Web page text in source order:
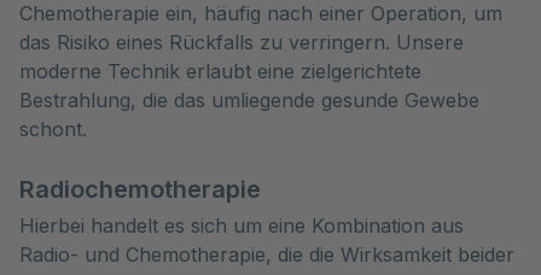
Chemotherapie ein, häufig nach einer Operation, um
das Risiko eines Rückfalls zu verringern. Unsere
moderne Technik erlaubt eine zielgerichtete
Bestrahlung, die das umliegende gesunde Gewebe
schont.
Radiochemotherapie
Hierbei handelt es sich um eine Kombination aus
Radio- und Chemotherapie, die die Wirksamkeit beider